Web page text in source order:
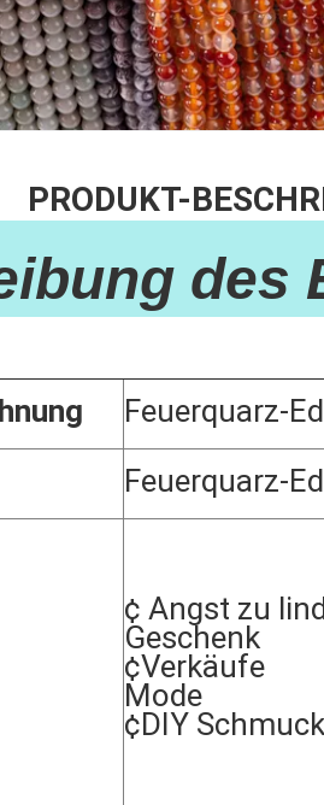
PRODUKT-
des
Feuerquarz-
Feuerquarz-
¢ Angst zu
Geschenk
¢Verkäufe
Mode
¢DIY Schmuck